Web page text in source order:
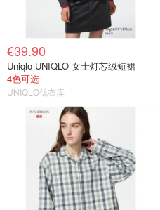
€39.90
Uniqlo UNIQLO 女士灯芯绒短裙
4色可选
UNIQLO优衣库